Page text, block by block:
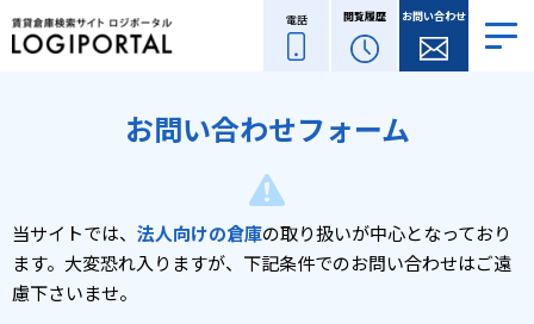
電話 閲覧履歴 お問い合わせ
お問い合わせフォーム
当サイトでは、 法人向けの倉庫の取り扱いが中心となっており
ます。 大変恐れ入りますが、下記条件でのお問い合わせはご遠
慮下さいませ。